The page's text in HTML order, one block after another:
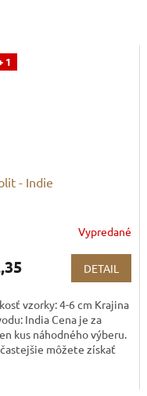
1
- Indie
Vypredané
DETAIL
vzorky: 4-6 cm Krajina
India Cena je za
kus náhodného výberu.
môžete získať